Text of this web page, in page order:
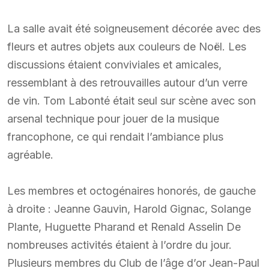
La salle avait été soigneusement décorée avec des
fleurs et autres objets aux couleurs de Noël. Les
discussions étaient conviviales et amicales,
ressemblant à des retrouvailles autour d’un verre
de vin. Tom Labonté était seul sur scène avec son
arsenal technique pour jouer de la musique
francophone, ce qui rendait l’ambiance plus
agréable.
Les membres et octogénaires honorés, de gauche
à droite : Jeanne Gauvin, Harold Gignac, Solange
Plante, Huguette Pharand et Renald Asselin De
nombreuses activités étaient à l’ordre du jour.
Plusieurs membres du Club de l’âge d’or Jean-Paul